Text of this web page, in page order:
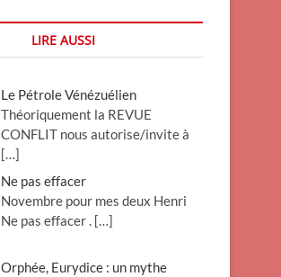
LIRE AUSSI
Le Pétrole Vénézuélien
Théoriquement la REVUE
CONFLIT nous autorise/invite à
[…]
Ne pas effacer
Novembre pour mes deux Henri
Ne pas effacer . […]
Orphée, Eurydice : un mythe